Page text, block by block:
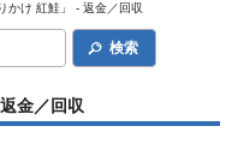
かけ 紅鮭」 - 返金／回収
検索
金／回収